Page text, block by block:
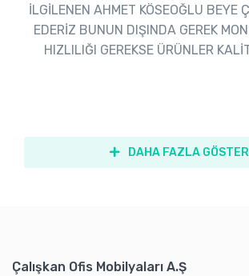
İLGİLENEN AHMET KÖSEOĞLU BEYE
EDERİZ BUNUN DIŞINDA GEREK
HIZLILIĞI GEREKSE ÜRÜNLER
DAHA FAZLA GÖSTER
Çalışkan Ofis Mobilyaları A.Ş